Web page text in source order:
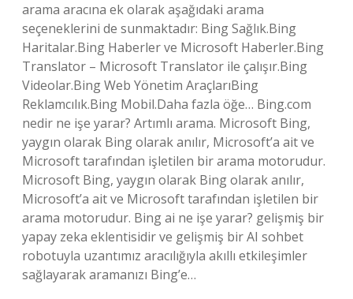
arama aracına ek olarak aşağıdaki arama
seçeneklerini de sunmaktadır: Bing Sağlık.Bing
Haritalar.Bing Haberler ve Microsoft Haberler.Bing
Translator – Microsoft Translator ile çalışır.Bing
Videolar.Bing Web Yönetim AraçlarıBing
Reklamcılık.Bing Mobil.Daha fazla öğe… Bing.com
nedir ne işe yarar? Artımlı arama. Microsoft Bing,
yaygın olarak Bing olarak anılır, Microsoft’a ait ve
Microsoft tarafından işletilen bir arama motorudur.
Microsoft Bing, yaygın olarak Bing olarak anılır,
Microsoft’a ait ve Microsoft tarafından işletilen bir
arama motorudur. Bing ai ne işe yarar? gelişmiş bir
yapay zeka eklentisidir ve gelişmiş bir AI sohbet
robotuyla uzantımız aracılığıyla akıllı etkileşimler
sağlayarak aramanızı Bing’e…